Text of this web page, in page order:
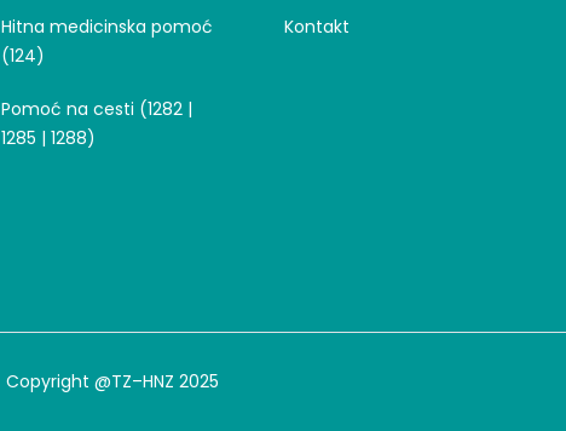
Hitna medicinska pomoć
(124)
Pomoć na cesti (1282 |
1285 | 1288)
Kontakt
Copyright @TZ–HNZ 2025